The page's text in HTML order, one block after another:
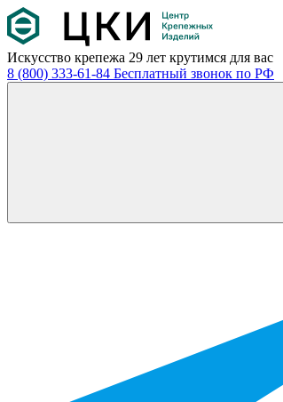
Искусство крепежа 29 лет крутимся для вас
8 (800) 333-61-84 Бесплатный звонок по РФ